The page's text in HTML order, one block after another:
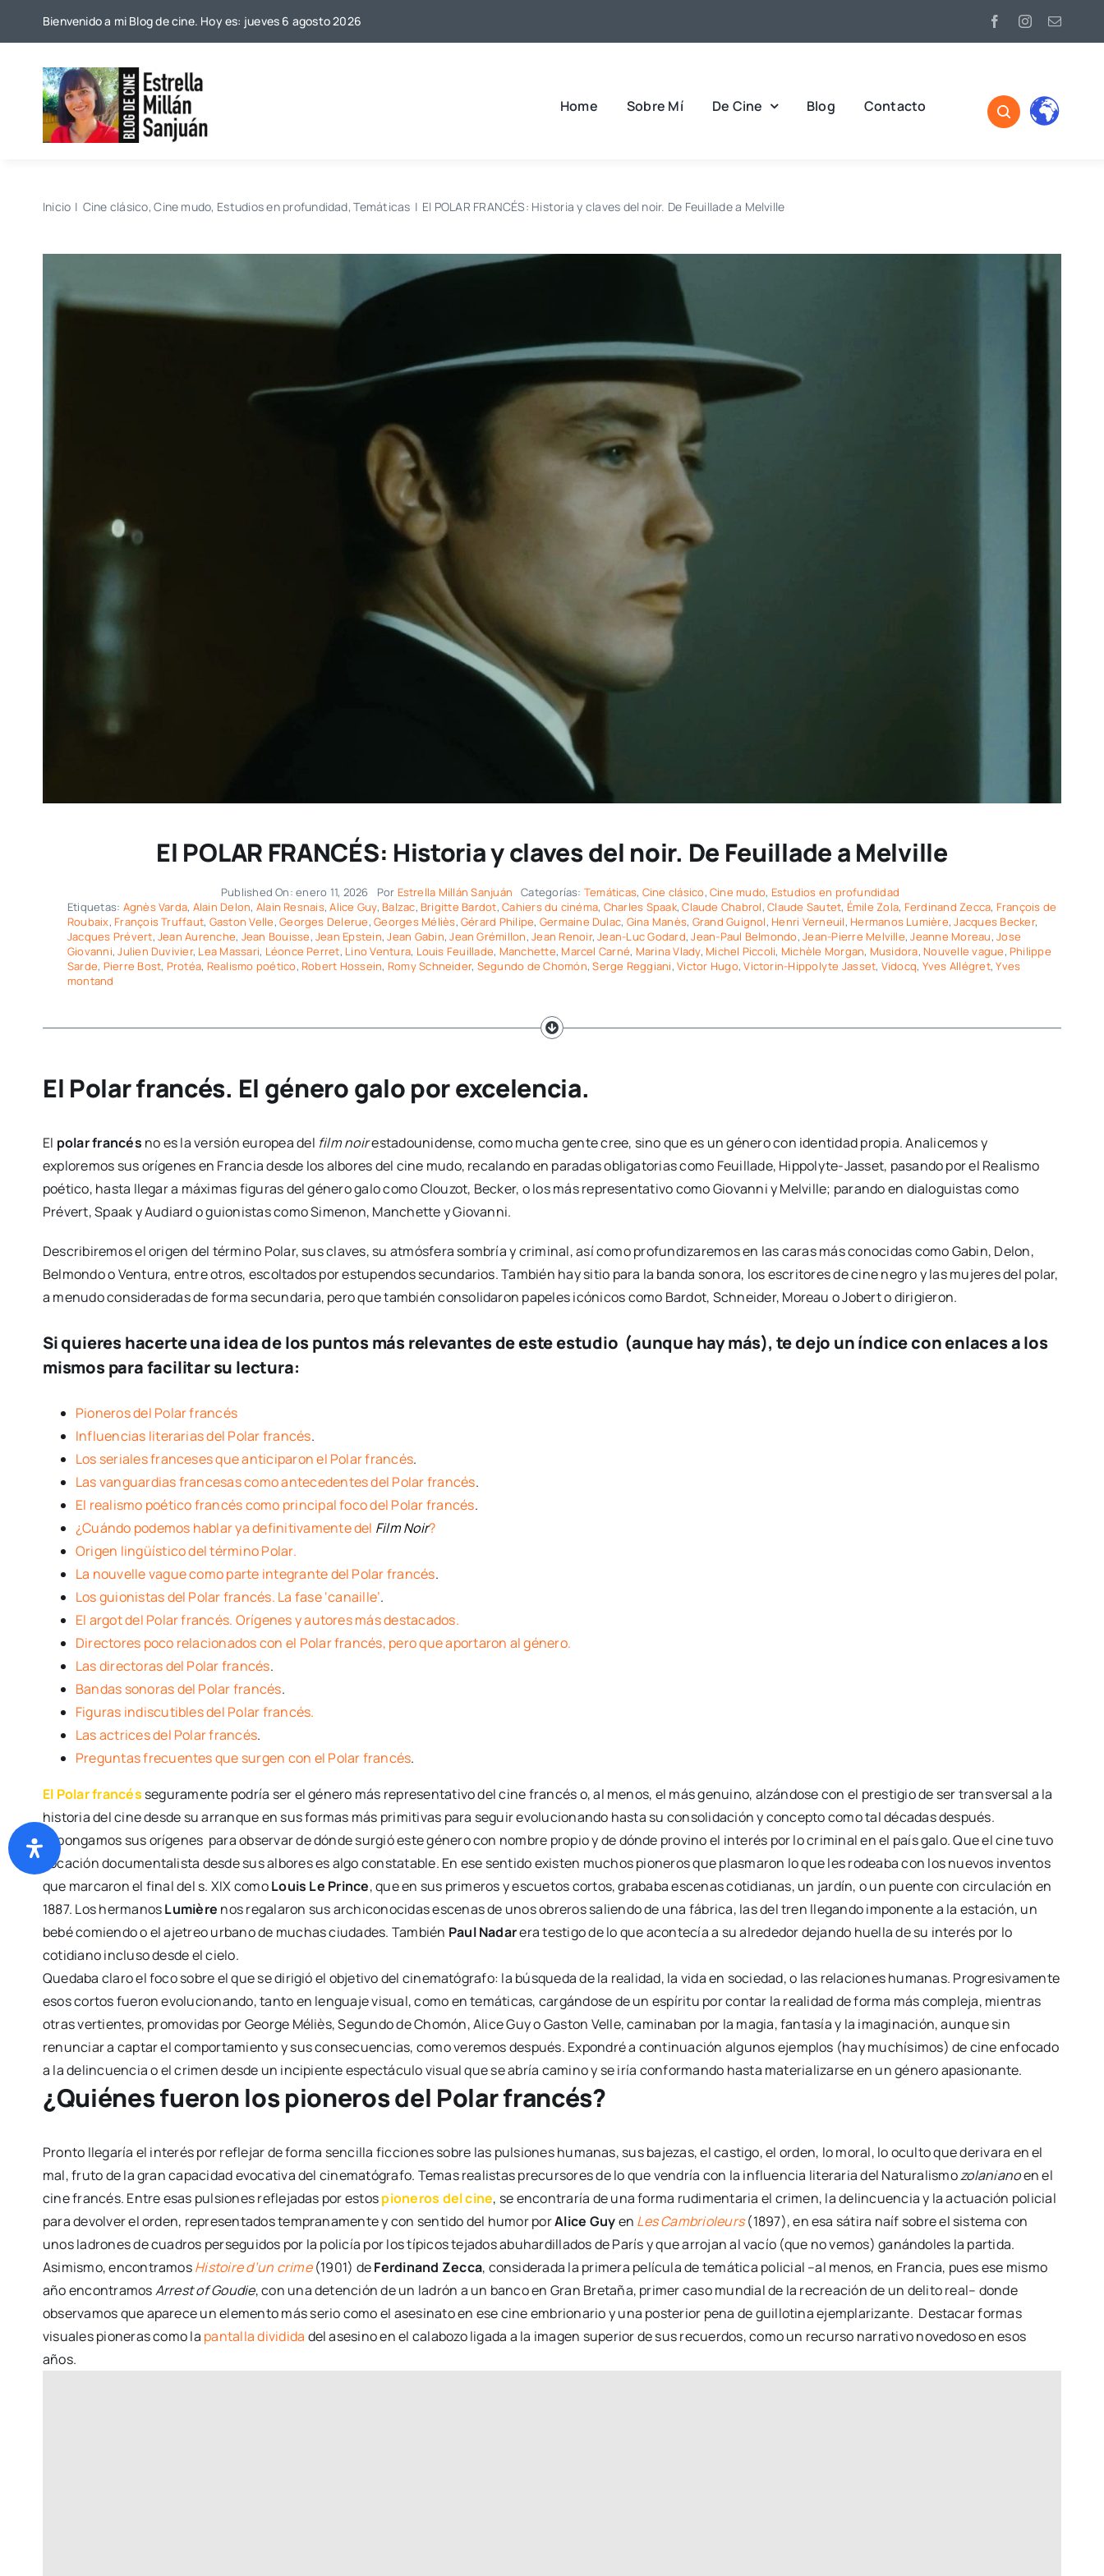
Bienvenido a mi Blog de cine. Hoy es: jueves 6 agosto 2026
Home Sobre Mí De Cine Blog Contacto
Inicio Cine clásico Cine mudo Estudios en profundidad Temáticas El POLAR FRANCÉS: Historia y claves del noir. De Feuillade a Melville
El POLAR FRANCÉS: Historia y claves del noir. De Feuillade a Melville
Published On: enero 11, 2026 Por Estrella Millán Sanjuán Categorías: Temáticas, Cine clásico, Cine mudo, Estudios en profundidad
Etiquetas: Agnès Varda, Alain Delon, Alain Resnais,Alice Guy, Balzac, Brigitte Bardot,Cahiers du cinéma, Charles Spaak,Claude Chabrol,Claude Sautet, Émile Zola, Ferdinand Zecca, François de
Roubaix, François Truffaut, Gaston Velle,Georges Delerue,Georges Méliès, Gérard Philipe, Germaine Dulac, Gina Manès, Grand Guignol, Henri Verneuil, Hermanos Lumière,Jacques Becker,
Jacques Prévert,Jean Aurenche, Jean Bouisse, Jean Epstein,Jean Gabin,Jean Grémillon,Jean Renoir,Jean-Luc Godard,Jean-Paul Belmondo,Jean-Pierre Melville,Jeanne Moreau,Jose
Giovanni,Julien Duvivier, Lea Massari, Léonce Perret, Lino Ventura, Louis Feuillade, Manchette, Marcel Carné, Marina Vlady, Michel Piccoli, Michèle Morgan, Musidora, Nouvelle vague, Philippe
Sarde, Pierre Bost, Protéa, Realismo poético, Robert Hossein, Romy Schneider, Segundo de Chomón,Serge Reggiani,Victor Hugo,Victorin-Hippolyte Jasset, Vidocq, Yves Allégret,Yves
montand
El Polar francés. El género galo por excelencia.
El polar francés no es la versión europea del film noirestadounidense, como mucha gente cree, sino que es un género con identidad propia. Analicemos y
exploremos sus orígenes en Francia desde los albores del cine mudo, recalando en paradas obligatorias como Feuillade, Hippolyte-Jasset, pasando por el Realismo
poético, hasta llegar a máximas figuras del género galo como Clouzot, Becker, o los más representativo como Giovanni y Melville; parando en dialoguistas como
Prévert, Spaak y Audiard o guionistas como Simenon, Manchette y Giovanni.
Describiremos el origen del término Polar, sus claves, su atmósfera sombría y criminal, así como profundizaremos en las caras más conocidas como Gabin, Delon,
Belmondo o Ventura, entre otros, escoltados por estupendos secundarios. También hay sitio para la banda sonora, los escritores de cine negro y las mujeres del polar,
a menudo consideradas de forma secundaria, pero que también consolidaron papeles icónicos como Bardot, Schneider, Moreau o Jobert o dirigieron.
Si quieres hacerte una idea de lospuntos más relevantes de este estudio (aunque hay más), te dejo uníndicecon enlaces a los
mismos para facilitar su lectura:
Pioneros del Polar francés
Influencias literarias del Polar francés.
Los seriales franceses que anticiparon el Polar francés.
Las vanguardias francesas como antecedentes del Polar francés.
El realismo poético francés como principal foco del Polar francés.
¿Cuándo podemos hablar ya definitivamente del Film Noir?
Origen lingüístico del término Polar.
La nouvelle vague como parte integrante del Polar francés.
Los guionistas del Polar francés. La fase ‘canaille’.
El argot del Polar francés. Orígenes y autores más destacados.
Directores poco relacionados con el Polar francés, pero que aportaron al género.
Las directoras del Polar francés.
Bandas sonoras del Polar francés.
Figuras indiscutibles del Polar francés.
Las actrices del Polar francés.
Preguntas frecuentes que surgen con el Polar francés.
El Polar francés seguramente podría ser el género más representativo del cine francés o, al menos, el más genuino, alzándose con el prestigio de ser transversal a la
historia del cine desde su arranque en sus formas más primitivas para seguir evolucionando hasta su consolidación y concepto como tal décadas después.
Expongamos sus orígenes para observar de dónde surgió este género con nombre propio y de dónde provino el interés por lo criminal en el país galo. Que el cine tuvo
vocación documentalista desde sus albores es algo constatable. En ese sentido existen muchos pioneros que plasmaron lo que les rodeaba con los nuevos inventos
que marcaron el final del s. XIX comoLouis Le Prince, que en sus primeros y escuetos cortos, grababa escenas cotidianas, un jardín, o un puente con circulación en
1887. Los hermanosLumière nos regalaron sus archiconocidas escenas de unos obreros saliendo de una fábrica, las del tren llegando imponente a la estación, un
bebé comiendo o el ajetreo urbano de muchas ciudades. También Paul Nadarera testigo de lo que acontecía a su alrededor dejando huella de su interés por lo
cotidiano incluso desde el cielo.
Quedaba claro el foco sobre el que se dirigió el objetivo del cinematógrafo: la búsqueda de la realidad, la vida en sociedad, o las relaciones humanas. Progresivamente
esos cortos fueron evolucionando, tanto en lenguaje visual, como en temáticas, cargándose de un espíritu por contar la realidad de forma más compleja, mientras
otras vertientes, promovidas por George Méliès, Segundo de Chomón, Alice Guy o Gaston Velle, caminaban por la magia, fantasía y la imaginación, aunque sin
renunciar a captar el comportamiento y sus consecuencias, como veremos después. Expondré a continuación algunos ejemplos (hay muchísimos) de cine enfocado
a la delincuencia o el crimen desde un incipiente espectáculo visual que se abría camino y se iría conformando hasta materializarse en un género apasionante.
¿Quiénes fueron los pioneros del Polar francés?
Pronto llegaría el interés por reflejar de forma sencilla ficciones sobre las pulsiones humanas, sus bajezas, el castigo, el orden, lo moral, lo oculto que derivara en el
mal, fruto de la gran capacidad evocativa del cinematógrafo. Temas realistas precursores de lo que vendría con la influencia literaria del Naturalismozolanianoen el
cine francés. Entre esas pulsiones reflejadas por estospioneros del cine, se encontraría de una forma rudimentaria el crimen, la delincuencia y la actuación policial
para devolver el orden, representados tempranamente y con sentido del humor porAlice Guyen Les Cambrioleurs (1897), en esa sátira naíf sobre el sistema con
unos ladrones de cuadros perseguidos por la policía por los típicos tejados abuhardillados de París y que arrojan al vacío (que no vemos) ganándoles la partida.
Asimismo, encontramosHistoire d’un crime (1901) deFerdinand Zecca, considerada la primera película de temática policial –al menos, en Francia, pues ese mismo
año encontramosArrest of Goudie, con una detención de un ladrón a un banco en Gran Bretaña, primer caso mundial de la recreación de un delito real– donde
observamos que aparece un elemento más serio como el asesinato en ese cine embrionario y una posterior pena de guillotina ejemplarizante. Destacar formas
visuales pioneras como la pantalla dividida del asesino en el calabozo ligada a la imagen superior de sus recuerdos, como un recurso narrativo novedoso en esos
años.